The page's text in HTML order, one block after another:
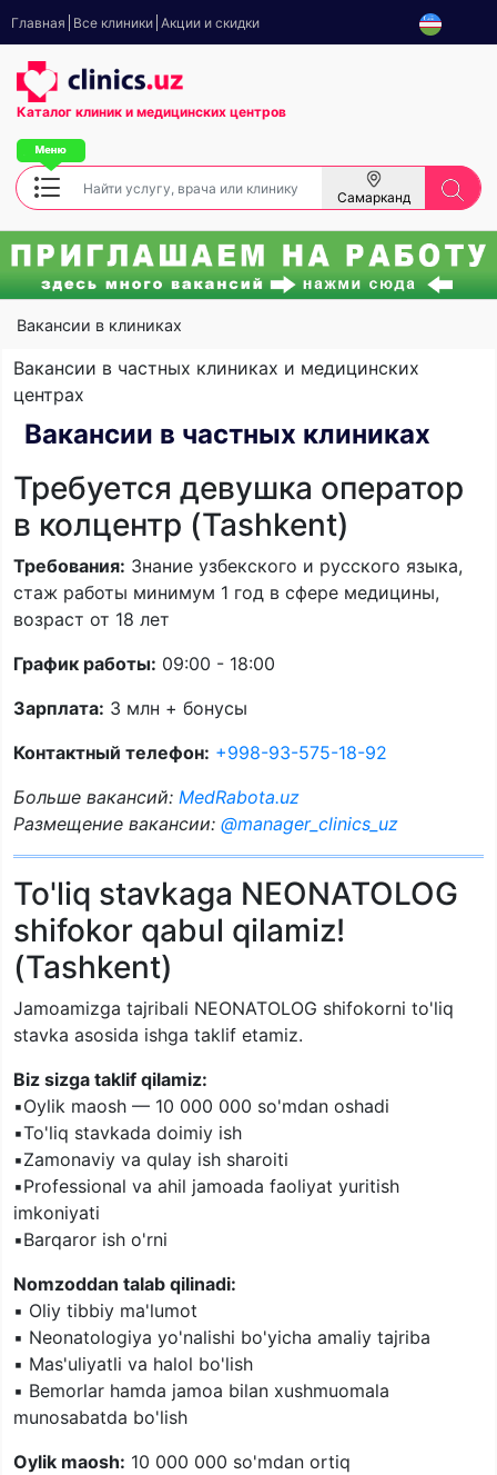
Главная Все клиники Акции и скидки
Каталог клиник и медицинских центров
Самарканд
Вакансии в клиниках
Вакансии в частных клиниках и медицинских
центрах
Вакансии в частных клиниках
Требуется девушка оператор
в колцентр (Tashkent)
Требования: Знание узбекского и русского языка,
стаж работы минимум 1 год в сфере медицины,
возраст от 18 лет
График работы: 09:00 - 18:00
Зарплата: 3 млн + бонусы
Контактный телефон: +998-93-575-18-92
Больше вакансий: MedRabota.uz
Размещение вакансии: @manager_clinics_uz
To'liq stavkaga NEONATOLOG
shifokor qabul qilamiz!
(Tashkent)
Jamoamizga tajribali NEONATOLOG shifokorni to'liq
stavka asosida ishga taklif etamiz.
Biz sizga taklif qilamiz:
▪️Oylik maosh — 10 000 000 so'mdan oshadi
▪️To'liq stavkada doimiy ish
▪️Zamonaviy va qulay ish sharoiti
▪️Professional va ahil jamoada faoliyat yuritish
imkoniyati
▪️Barqaror ish o'rni
Nomzoddan talab qilinadi:
▪️ Oliy tibbiy ma'lumot
▪️ Neonatologiya yo'nalishi bo'yicha amaliy tajriba
▪️ Mas'uliyatli va halol bo'lish
▪️ Bemorlar hamda jamoa bilan xushmuomala
munosabatda bo'lish
Oylik maosh: 10 000 000 so'mdan ortiq